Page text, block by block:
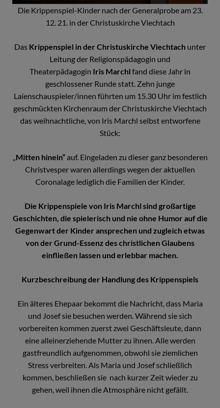
Die Krippenspiel-Kinder nach der Generalprobe am 23.
12. 21. in der Christuskirche Viechtach
Das Krippenspiel in der Christuskirche Viechtach unter
Leitung der Religionspädagogin und
Theaterpädagogin Iris Marchl fand diese Jahr in
geschlossener Runde statt. Zehn junge
Laienschauspieler/innen führten um 15.30 Uhr im festlich
geschmückten Kirchenraum der Christuskirche Viechtach
das weihnachtliche, von Iris Marchl selbst entworfene
Stück:
„Mitten hinein“auf. Eingeladen zu dieser ganz besonderen
Christvesper waren allerdings wegen der aktuellen
Coronalage lediglich die Familien der Kinder.
Die Krippenspiele von Iris Marchl sind großartige
Geschichten, die spielerisch und nie ohne Humor auf die
Gegenwart der Kinder ansprechen und zugleich etwas
von der Grund-Essenz des christlichen Glaubens
einfließen lassen und erlebbar machen.
Kurzbeschreibung der Handlung des Krippenspiels
Ein älteres Ehepaar bekommt die Nachricht, dass Maria
und Josef sie besuchen werden. Während sie sich
vorbereiten kommen zuerst zwei Geschäftsleute, dann
eine alleinerziehende Mutter zu ihnen. Alle werden
gastfreundlich aufgenommen, obwohl sie ziemlichen
Stress verbreiten. Als Maria und Josef schließlich
kommen, beschließen sie nach kurzer Zeit wieder zu
gehen, weil ihnen die Atmosphäre nicht gefällt.